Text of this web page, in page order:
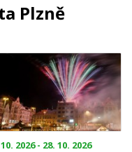
Plzně
2026 - 28. 10. 2026